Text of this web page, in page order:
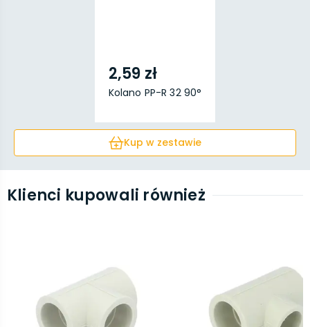
2,59 zł
Kolano PP-R 32 90°
Kup w zestawie
Klienci kupowali również